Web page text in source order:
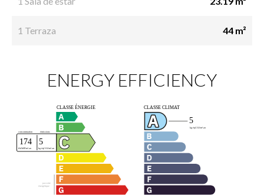
1 Terraza 44 m²
ENERGY EFFICIENCY